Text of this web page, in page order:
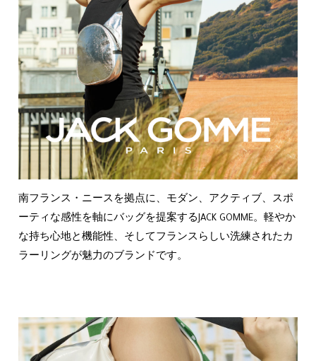
南フランス・ニースを拠点に、モダン、アクティブ、スポ
ーティな感性を軸にバッグを提案するJACK GOMME。軽やか
な持ち心地と機能性、そしてフランスらしい洗練されたカ
ラーリングが魅力のブランドです。